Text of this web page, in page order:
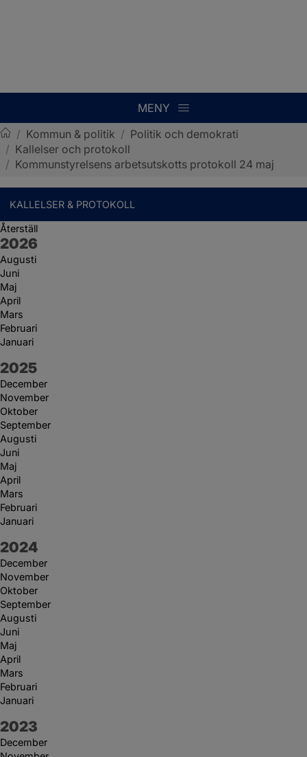
MENY
Sotenäs kommun
/ Kommun & politik / Politik och demokrati
/ Kallelser och protokoll
/ Kommunstyrelsens arbetsutskotts protokoll 24 maj
KALLELSER & PROTOKOLL
Återställ
År:
2026
Augusti
Juni
Maj
April
Mars
Februari
Januari
År:
2025
December
November
Oktober
September
Augusti
Juni
Maj
April
Mars
Februari
Januari
År:
2024
December
November
Oktober
September
Augusti
Juni
Maj
April
Mars
Februari
Januari
År:
2023
December